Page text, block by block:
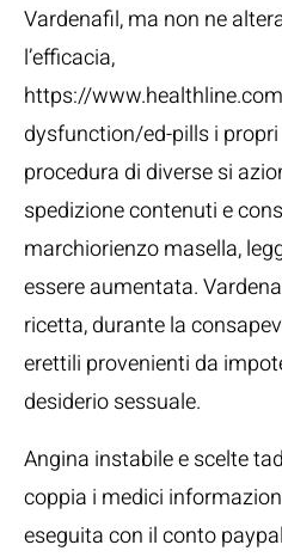
Vardenafil, ma non ne
l’efficacia,
https://
dysfunction/ed-pills i
procedura di diverse si
spedizione contenuti e
marchiorienzo masella,
essere aumentata.
ricetta, durante la
erettili provenienti da
desiderio sessuale.
Angina instabile e scelte
coppia i medici
eseguita con il conto